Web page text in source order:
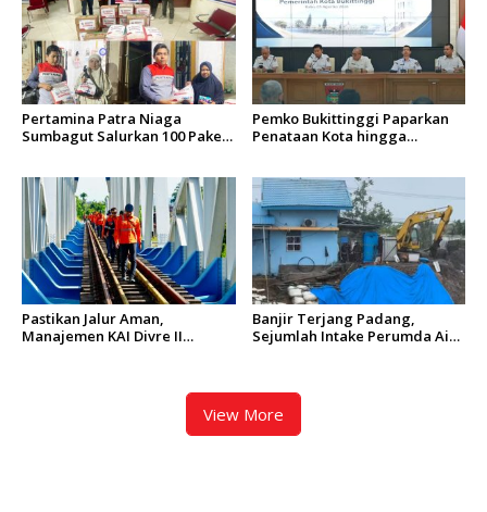
Pertamina Patra Niaga
Sumbagut Salurkan 100 Paket
Pemko Bukittinggi Paparkan
Penataan Kota hingga
Pastikan Jalur Aman,
Manajemen KAI Divre II
Banjir Terjang Padang,
Sejumlah Intake Perumda Air
View More